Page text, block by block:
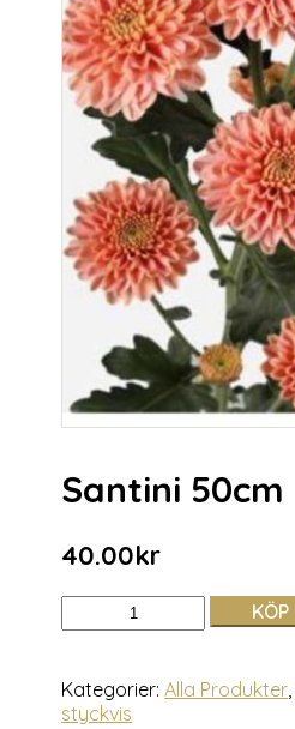
Santini 50cm
40.00kr
KÖP
Kategorier:Alla Produkter
styckvis